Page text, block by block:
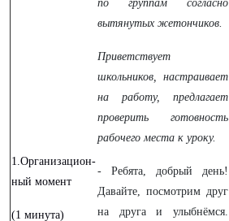
1.Организацион-
ный момент
(1 минута)
по группам согласно
вытянутых жетончиков.
Приветствует
школьников, настраивает
на работу, предлагает
проверить готовность
рабочего места к уроку.
- Ребята, добрый день!
Давайте, посмотрим друг
на друга и улыбнёмся.